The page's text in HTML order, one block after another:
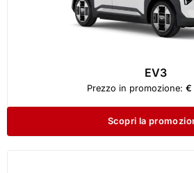
EV3
Prezzo in promozione: €
Scopri la